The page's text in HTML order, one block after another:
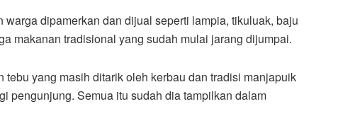
dipamerkan dan dijual seperti lampia, tikuluak, baju
makanan tradisional yang sudah mulai jarang dijumpai.
yang masih ditarik oleh kerbau dan tradisi manjapuik
pengunjung. Semua itu sudah dia tampilkan dalam